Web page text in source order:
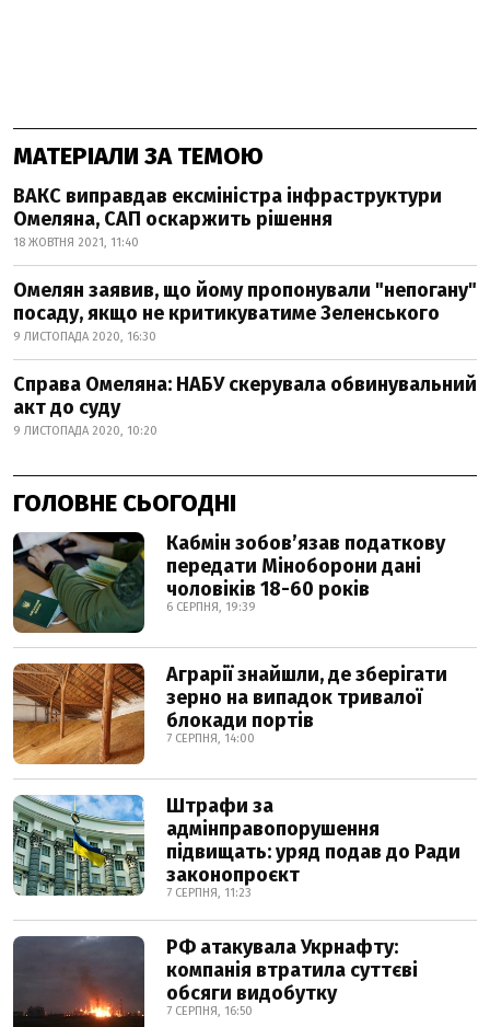
МАТЕРІАЛИ ЗА ТЕМОЮ
ВАКС виправдав ексміністра інфраструктури
Омеляна, САП оскаржить рішення
18 ЖОВТНЯ 2021, 11:40
Омелян заявив, що йому пропонували "непогану"
посаду, якщо не критикуватиме Зеленського
9 ЛИСТОПАДА 2020, 16:30
Справа Омеляна: НАБУ скерувала обвинувальний
акт до суду
9 ЛИСТОПАДА 2020, 10:20
ГОЛОВНЕ СЬОГОДНІ
Кабмін зобовʼязав податкову
передати Міноборони дані
чоловіків 18-60 років
6 СЕРПНЯ, 19:39
Аграрії знайшли, де зберігати
зерно на випадок тривалої
блокади портів
7 СЕРПНЯ, 14:00
Штрафи за
адмінправопорушення
підвищать: уряд подав до Ради
законопроєкт
7 СЕРПНЯ, 11:23
РФ атакувала Укрнафту:
компанія втратила суттєві
обсяги видобутку
7 СЕРПНЯ, 16:50